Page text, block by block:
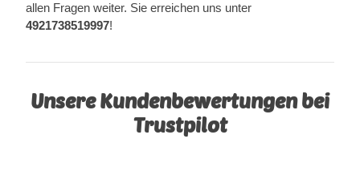
allen Fragen weiter. Sie erreichen uns unter
4921738519997!
Unsere Kundenbewertungen bei
Trustpilot